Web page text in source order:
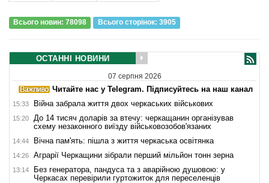
Всього новин: 78098 Всього сторiнок: 3905
ОСТАННІ НОВИНИ
07 серпня 2026
Читайте нас у Telegram. Підписуйтесь на наш канал
15:33 Війна забрала життя двох черкаських військових
15:20
До 14 тисяч доларів за втечу: черкащанин організував
схему незаконного виїзду військовозобов'язаних
14:44 Вічна пам'ять: пішла з життя черкаська освітянка
14:26 Аграрії Черкащини зібрали перший мільйон тонн зерна
13:14
Без генератора, пандуса та з аварійною душовою: у
Черкасах перевірили гуртожиток для переселенців